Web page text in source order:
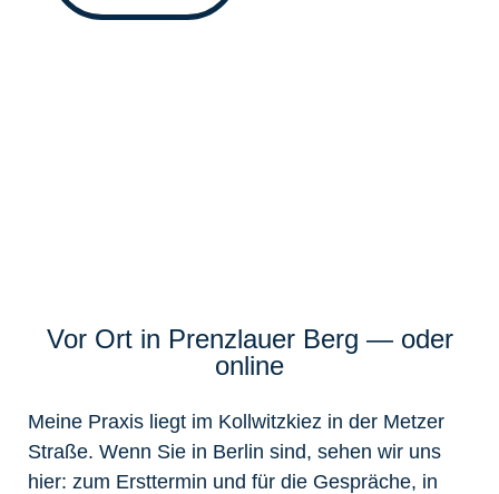
Vor Ort in Prenzlauer Berg — oder
online
Meine Praxis liegt im Kollwitzkiez in der Metzer
Straße. Wenn Sie in Berlin sind, sehen wir uns
hier: zum Ersttermin und für die Gespräche, in